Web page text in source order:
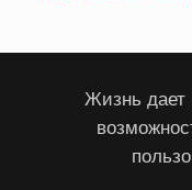
Жизнь дает